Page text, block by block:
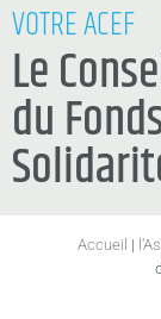
VOTRE ACEF
Le
du
Accueil |